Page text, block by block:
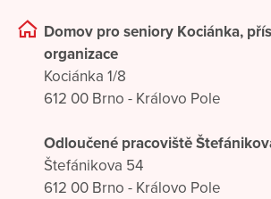
Domov pro seniory Kociánka,
organizace
Kociánka 1/8
612 00 Brno - Královo Pole
Odloučené pracoviště
Štefánikova 54
612 00 Brno - Královo Pole